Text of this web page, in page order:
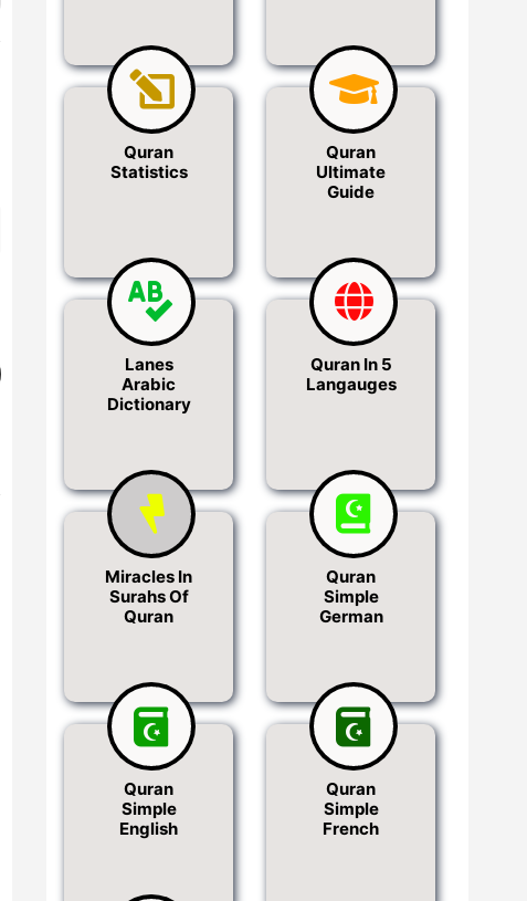
Quran
Statistics
Quran
Ultimate
Guide
Lanes
Arabic
Dictionary
Quran In 5
Langauges
Miracles In
Surahs Of
Quran
Quran
Simple
German
Quran
Simple
English
Quran
Simple
French